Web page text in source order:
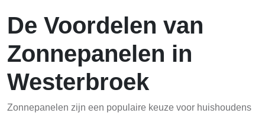
De Voordelen van
Zonnepanelen in
Westerbroek
Zonnepanelen zijn een populaire keuze voor huishoudens